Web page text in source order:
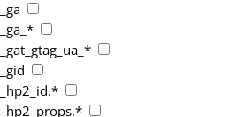
_ga
_ga_*
_gat_gtag_ua_*
_gid
_hp2_id.*
_hp2_props.*